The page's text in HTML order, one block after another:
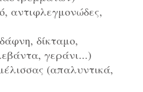
αντιφλεγμονώδες,
δίκταμο,
γεράνι...)
(απαλυντικά,